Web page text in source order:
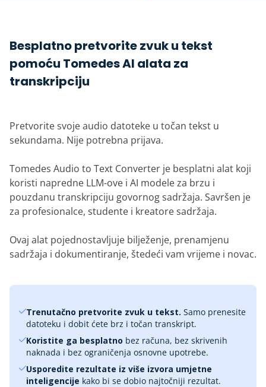
Besplatno pretvorite zvuk u tekst
pomoću Tomedes AI alata za
transkripciju
Pretvorite svoje audio datoteke u točan tekst u
sekundama. Nije potrebna prijava.
Tomedes Audio to Text Converter je besplatni alat koji
koristi napredne LLM-ove i AI modele za brzu i
pouzdanu transkripciju govornog sadržaja. Savršen je
za profesionalce, studente i kreatore sadržaja.
Ovaj alat pojednostavljuje bilježenje, prenamjenu
sadržaja i dokumentiranje, štedeći vam vrijeme i novac.
Trenutačno pretvorite zvuk u tekst. Samo prenesite
datoteku i dobit ćete brz i točan transkript.
Koristite ga besplatno bez računa, bez skrivenih
naknada i bez ograničenja osnovne upotrebe.
Usporedite rezultate iz više izvora umjetne
inteligencije kako bi se dobio najtočniji rezultat.